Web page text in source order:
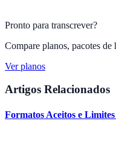
Pronto para transcrever?
Compare planos, pacotes de
Ver planos
Artigos Relacionados
Formatos Aceitos e